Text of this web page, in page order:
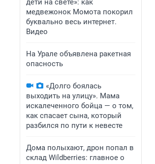
дети на свете»: как
медвежонок Момота покорил
буквально весь интернет.
Видео
На Урале объявлена ракетная
опасность
«Долго боялась
выходить на улицу». Мама
искалеченного бойца — о том,
как спасает сына, который
разбился по пути к невесте
Дома полыхают, дрон попал в
склад Wildberries: главное о